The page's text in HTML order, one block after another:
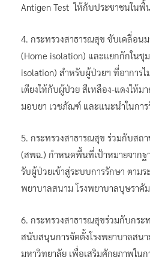
Antigen Test ให้กับประชาชนในพื้
4. กระทรวงสาธารณสุข ขับเคลื่อน
(Home isolation) และแยกกักในชุ
isolation) สำหรับผู้ป่วยฯ ที่อาการไ
เตียงให้กับผู้ป่วย สีเหลือง-แดงให้ม
มอบยา เวชภัณฑ์ และแนะนำในกา
5. กระทรวงสาธารณสุข ร่วมกับสถ
(สพฉ.) กำหนดพื้นที่เป้าหมายจาก
รับผู้ป่วยเข้าสู่ระบบการรักษา ตาม
พยาบาลสนาม โรงพยาบาลบุษราคั
6. กระทรวงสาธารณสุขร่วมกับกระ
สนับสนุนการจัดตั้งโรงพยาบาลสน
มหาวิทยาลัย เพื่อเสริมศักยภาพใน